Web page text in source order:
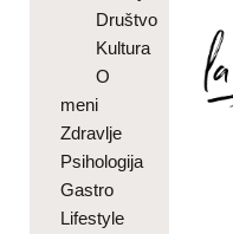
Društvo
Kultura
O
meni
Zdravlje
Psihologija
Gastro
Lifestyle